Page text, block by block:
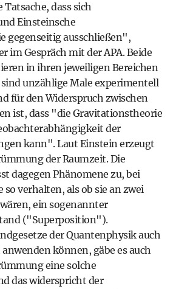
dass sich
Einsteinsche
gegenseitig ausschließen",
im Gespräch mit der APA. Beide
in ihren jeweiligen Bereichen
unzählige Male experimentell
für den Widerspruch zwischen
ist, dass "die Gravitationstheorie
der
kann". Laut Einstein erzeugt
der Raumzeit. Die
dagegen Phänomene zu, bei
so verhalten, als ob sie an zwei
ein sogenannter
("Superposition").
der Quantenphysik auch
können, gäbe es auch
eine solche
das widerspricht der